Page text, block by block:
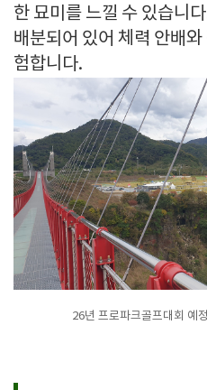
한 묘미를 느낄 수 있습니
배분되어 있어 체력 안배
험합니다.
26년 프로파크골프대회 예